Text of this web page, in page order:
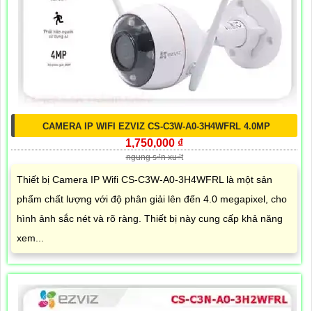
CAMERA IP WIFI EZVIZ CS-C3W-A0-3H4WFRL 4.0MP
1,750,000 ₫
ngung s₫n xu₫t
Thiết bị Camera IP Wifi CS-C3W-A0-3H4WFRL là một sản
phẩm chất lượng với độ phân giải lên đến 4.0 megapixel, cho
hình ảnh sắc nét và rõ ràng. Thiết bị này cung cấp khả năng
xem...